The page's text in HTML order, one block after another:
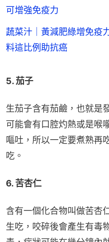
可增強免疫力
蔬菜汁｜黃減肥綠增免
料這比例助抗癌
5. 茄子
生茄子含有茄鹼，也就是
可能會有口腔灼熱或是喉
嘔吐，所以一定要煮熟再
吃。
6. 苦杏仁
含有一個化合物叫做苦杏
生吃，咬碎後會產生有毒